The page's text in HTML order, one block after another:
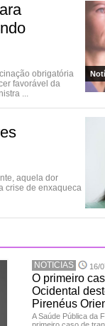
obrigatória
favorável da
...
aquela dor
crise de enxaqueca
NOTICIAS 16/
O primeiro
Ocidental
Pirenéus
A Saúde Pública da